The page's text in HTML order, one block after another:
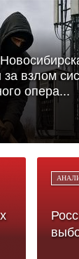
за взлом
опера...